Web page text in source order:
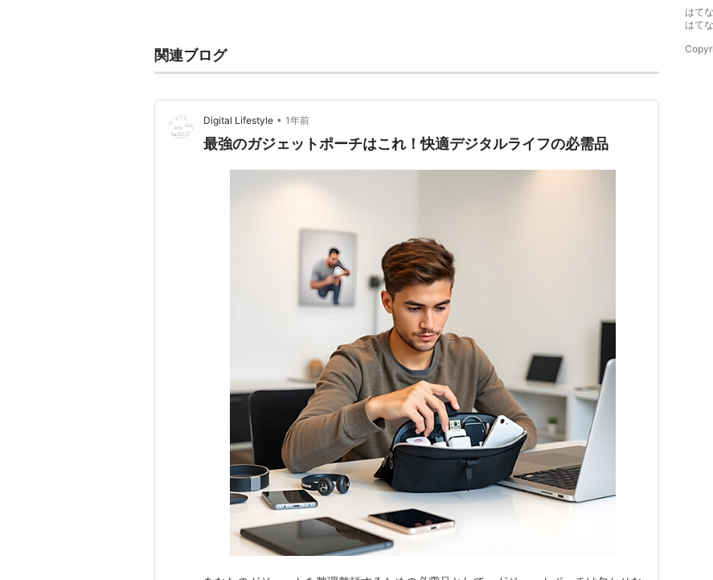
関連ブログ
Digital Lifestyle • 1年前
最強のガジェットポーチはこれ！快適デジタルライフの必需品
はて
はて